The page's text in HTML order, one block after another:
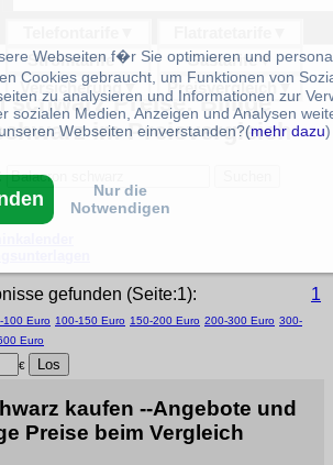
Stromtarife▼ Gastarife▼
Versicherung▼ Preisvergleich▼
schwarz Preise: Billige
im Preisvergleich
gefunden (Seite:1): 1
100 Euro 100-150 Euro 150-200 Euro 200-300 Euro 300-
Euro
€
kaufen --Angebote und
Preise beim Vergleich
Webseiten f�r Sie optimieren und
Cookies gebraucht, um Funktionen von
zu analysieren und Informationen zur
sozialen Medien, Anzeigen und Analysen
Webseiten einverstanden?(mehr dazu)
Nur die
Notwendigen